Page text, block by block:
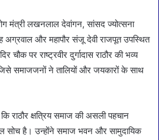
मंत्री लखनलाल देवांगन, सांसद ज्योत्सना
अग्रवाल और महापौर संजू देवी राजपूत उपस्थित
चौक पर राष्ट्रवीर दुर्गादास राठौर की भव्य
जिसे समाजजनों ने तालियों और जयकारों के साथ
राठौर क्षत्रिय समाज की असली पहचान
सोच है। उन्होंने समाज भवन और सामुदायिक